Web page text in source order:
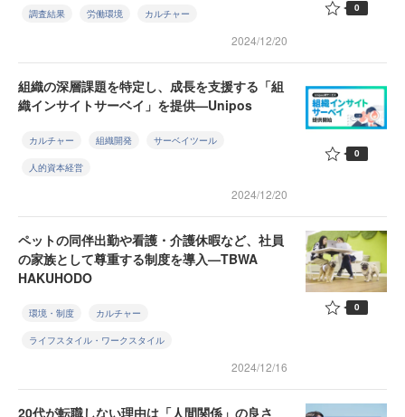
調査結果 労働環境 カルチャー
2024/12/20
0
組織の深層課題を特定し、成長を支援する「組
織インサイトサーベイ」を提供—Unipos
カルチャー 組織開発 サーベイツール
人的資本経営
2024/12/20
0
ペットの同伴出勤や看護・介護休暇など、社員
の家族として尊重する制度を導入—TBWA
HAKUHODO
環境・制度 カルチャー
ライフスタイル・ワークスタイル
2024/12/16
0
20代が転職しない理由は「人間関係」の良さ